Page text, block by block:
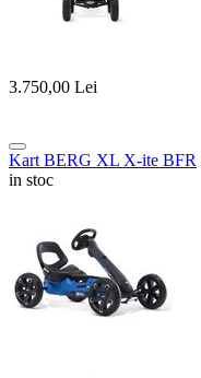
3.750,00 Lei
Kart BERG XL X-ite BFR
in stoc